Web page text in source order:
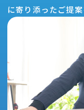
に寄り添ったご提案